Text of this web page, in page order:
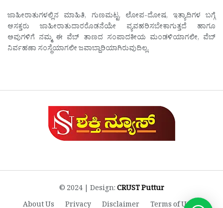
ಜಾಹೀರಾತುಗಳಲ್ಲಿನ ಮಾಹಿತಿ, ಗುಣಮಟ್ಟ, ಲೋಪ-ದೋಷ, ಇತ್ಯಾದಿಗಳ ಬಗ್ಗೆ
ಆಸಕ್ತರು ಜಾಹೀರಾತುದಾರರೊಡನೆಯೇ ವ್ಯವಹರಿಸಬೇಕಾಗುತ್ತದೆ ಹಾಗೂ
ಅವುಗಳಿಗೆ ನಮ್ಮ ಈ ವೆಬ್ ತಾಣದ ಸಂಪಾದಕೀಯ ಮಂಡಳಿಯಾಗಲೀ, ವೆಬ್
ನಿರ್ವಹಣಾ ಸಂಸ್ಥೆಯಾಗಲೀ ಜವಾಬ್ದಾರಿಯಾಗಿರುವುದಿಲ್ಲ.
© 2024 | Design:CRUST Puttur
About Us
Privacy Disclaimer Terms of Use